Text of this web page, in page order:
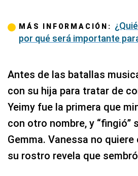
MÁS INFORMACIÓN:
por qué será importante para
Antes de las batallas
con su hija para tratar de
Yeimy fue la primera que
con otro nombre, y “fingió”
Gemma. Vanessa no
su rostro revela que